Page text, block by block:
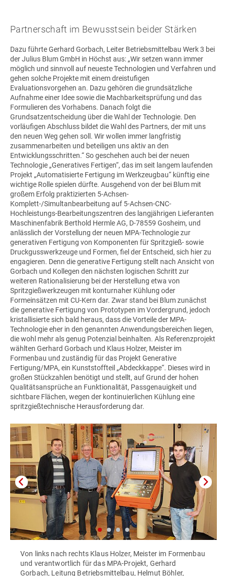
Partnerschaft im Bewusstsein beider Stärken
Dazu führte Gerhard Gorbach, Leiter Betriebsmittelbau Werk 3 bei
derJulius Blum GmbH in Höchst aus: „Wir setzen wann immer
möglich und sinnvoll auf neueste Technologien und Verfahren und
gehen solche Projekte mit einem dreistufigen
Evaluationsvorgehen an. Dazu gehören die grundsätzliche
Aufnahme einer Idee sowie die Machbarkeitsprüfung und das
Formulieren des Vorhabens. Danach folgt die
Grundsatzentscheidung über die Wahl der Technologie. Den
vorläufigen Abschluss bildet die Wahl des Partners, der mit uns
den neuen Weg gehen soll. Wir wollen immer langfristig
zusammenarbeiten und beteiligen uns aktiv an den
Entwicklungsschritten.“ So geschehen auch bei der neuen
Technologie „Generatives Fertigen“, das im seit langem laufenden
Projekt „Automatisierte Fertigung im Werkzeugbau“ künftig eine
wichtige Rolle spielen dürfte. Ausgehend von der bei Blum mit
großem Erfolg praktizierten 5-Achsen-
Komplett-/Simultanbearbeitung auf 5-Achsen-CNC-
Hochleistungs-Bearbeitungszentren des langjährigen Lieferanten
Maschinenfabrik Berthold Hermle AG, D-78559 Gosheim, und
anlässlich der Vorstellung der neuen MPA-Technologie zur
generativen Fertigung von Komponenten für Spritzgieß- sowie
Druckgusswerkzeuge und Formen, fiel der Entscheid, sich hier zu
engagieren. Denn die generative Fertigung stellt nach Ansicht von
Gorbach und Kollegen den nächsten logischen Schritt zur
weiteren Rationalisierung bei der Herstellung etwa von
Spritzgießwerkzeugen mit konturnaher Kühlung oder
Formeinsätzen mit CU-Kern dar. Zwar stand bei Blum zunächst
die generative Fertigung von Prototypen im Vordergrund, jedoch
kristallisierte sich bald heraus, dass die Vorteile der MPA-
Technologie eher in den genannten Anwendungsbereichen liegen,
die wohl mehr als genug Potenzial beinhalten. Als Referenzprojekt
wählten Gerhard Gorbach und Klaus Holzer, Meister im
Formenbau und zuständig für das Projekt Generative
Fertigung/MPA, ein Kunststoffteil „Abdeckkappe“. Dieses wird in
großen Stückzahlen benötigt und stellt, auf Grund der hohen
Qualitätsansprüche an Funktionalität, Passgenauigkeit und
sichtbare Flächen, wegen der kontinuierlichen Kühlung eine
spritzgießtechnische Herausforderung dar.
Von links nach rechts Klaus Holzer, Meister im Formenbau
und verantwortlich für das MPA-Projekt, Gerhard
Gorbach, Leitung Betriebsmittelbau, Helmut Böhler,